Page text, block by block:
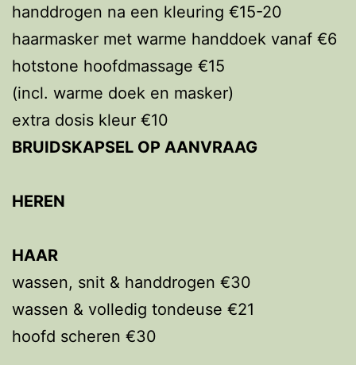
handdrogen na een kleuring €15-20
haarmasker met warme handdoek vanaf €6
hotstone hoofdmassage €15
(incl. warme doek en masker)
extra dosis kleur €10
BRUIDSKAPSEL OP AANVRAAG
HEREN
HAAR
wassen, snit & handdrogen €30
wassen & volledig tondeuse €21
hoofd scheren €30